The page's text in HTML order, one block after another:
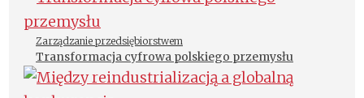
Zarządzanie przedsiębiorstwem
Transformacja cyfrowa polskiego przemysłu